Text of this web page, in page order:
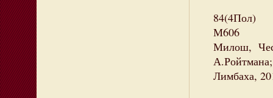
84(4Пол)
М606
Милош,
Лимбаха,